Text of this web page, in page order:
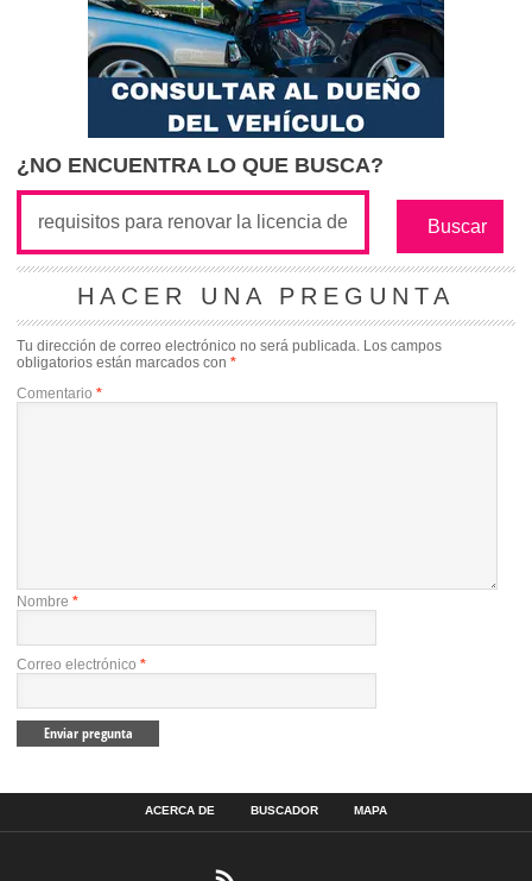
¿NO ENCUENTRA LO QUE BUSCA?
HACER UNA PREGUNTA
Tu dirección de correo electrónico no será publicada. Los campos
obligatorios están marcados con *
Comentario *
Nombre *
Correo electrónico *
ACERCA DE BUSCADOR MAPA